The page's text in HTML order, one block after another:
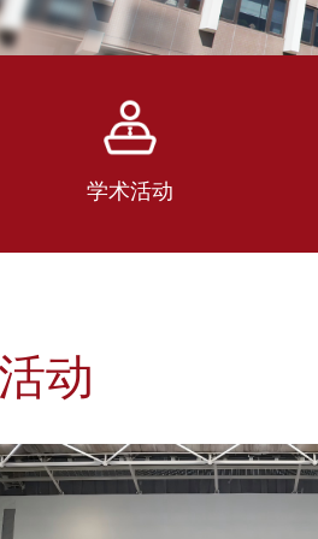
学术活动
动